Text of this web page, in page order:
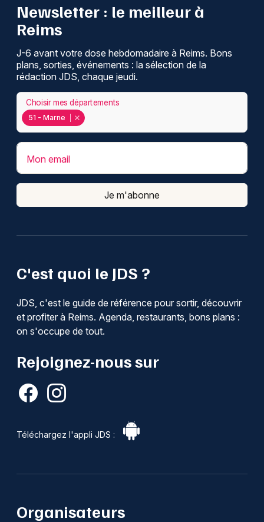
C'est quoi le JDS ?
JDS, c'est le guide de référence pour sortir, découvrir
et profiter à Reims. Agenda, restaurants, bons plans :
on s'occupe de tout.
Rejoignez-nous sur
Téléchargez l'appli JDS :
Newsletter : le meilleur à
Reims
J-6 avant votre dose hebdomadaire à Reims. Bons
plans, sorties, événements : la sélection de la
rédaction JDS, chaque jeudi.
51 - Marne
Choisir mes départements
Mon email
Je m'abonne
Organisateurs